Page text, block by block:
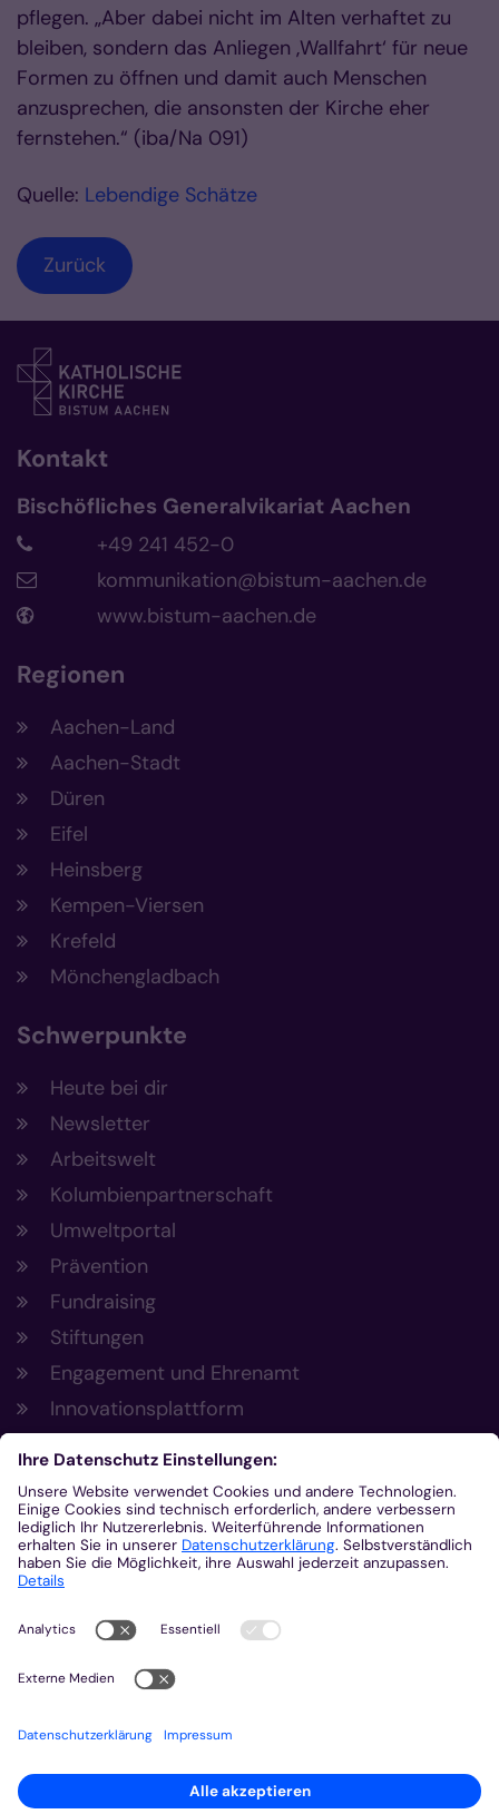
pflegen. „Aber dabei nicht im Alten verhaftet zu
bleiben, sondern das Anliegen ‚Wallfahrt‘ für neue
Formen zu öffnen und damit auch Menschen
anzusprechen, die ansonsten der Kirche eher
fernstehen.“ (iba/Na 091)
Quelle: Lebendige Schätze
Zurück
Kontakt
Bischöfliches Generalvikariat Aachen
+49 241 452-0
kommunikation@bistum-aachen.de
www.bistum-aachen.de
Regionen
Aachen-Land
Aachen-Stadt
Düren
Eifel
Heinsberg
Kempen-Viersen
Krefeld
Mönchengladbach
Schwerpunkte
Heute bei dir
Newsletter
Arbeitswelt
Kolumbienpartnerschaft
Umweltportal
Prävention
Fundraising
Stiftungen
Engagement und Ehrenamt
Innovationsplattform
Aus der Plattform
Nachrichten
Veranstaltungen
Gottesdienste
Stellenangebote
Kirchenzeitung
Amtsblatt (Kirchlicher Anzeiger)
Rechtsdatenbank
Meldestelle gemäß Hinweisgeberschutzgesetz